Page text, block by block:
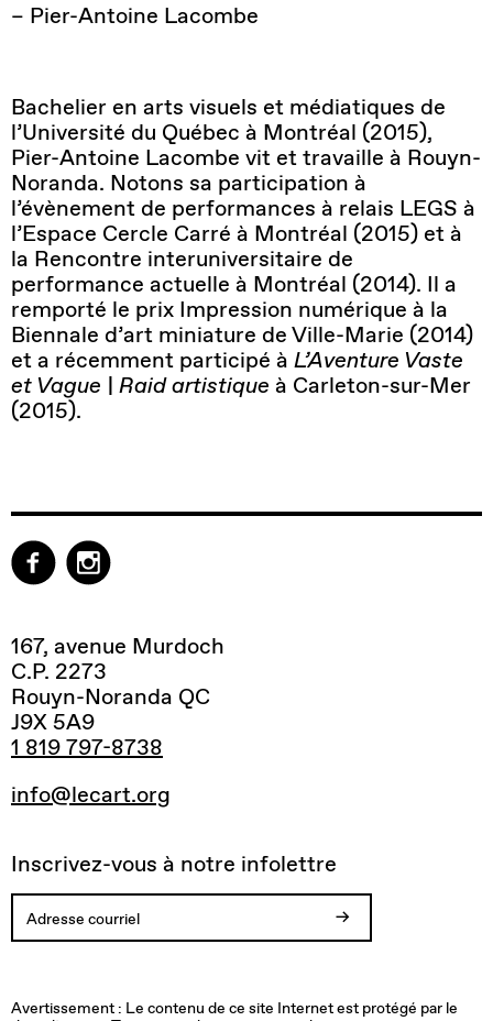
– Pier-Antoine Lacombe
Bachelier en arts visuels et médiatiques de
l’Université du Québec à Montréal (2015),
Pier-Antoine Lacombe vit et travaille à Rouyn-
Noranda. Notons sa participation à
l’évènement de performances à relais LEGS à
l’Espace Cercle Carré à Montréal (2015) et à
la Rencontre interuniversitaire de
performance actuelle à Montréal (2014). Il a
remporté le prix Impression numérique à la
Biennale d’art miniature de Ville-Marie (2014)
et a récemment participé à L’Aventure Vaste
et Vague | Raid artistique à Carleton-sur-Mer
(2015).
167, avenue Murdoch
C.P. 2273
Rouyn-Noranda QC
J9X 5A9
1 819 797-8738
info@lecart.org
Inscrivez-vous à notre infolettre
est
recevoir
invalide.
est
Avertissement : Le contenu de ce site Internet est protégé par le